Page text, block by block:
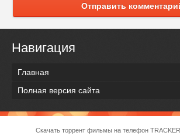
Отправить
Навигация
Главная
Полная версия сайта
Скачать торрент фильмы на телефон